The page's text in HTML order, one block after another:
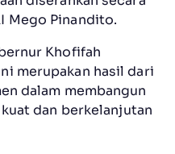
Mego Pinandito.
Khofifah
merupakan hasil dari
dalam membangun
dan berkelanjutan